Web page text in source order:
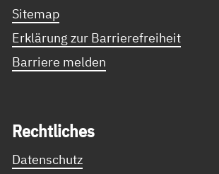
Sitemap
Erklärung zur Barrierefreiheit
Barriere melden
Recht­li­ches
Datenschutz